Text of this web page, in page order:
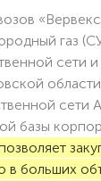
газ
сети
сети
базы
в больших